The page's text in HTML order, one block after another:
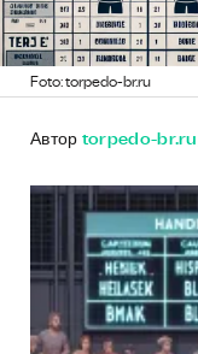
Foto: torpedo-br.ru
Автор torpedo-br.ru